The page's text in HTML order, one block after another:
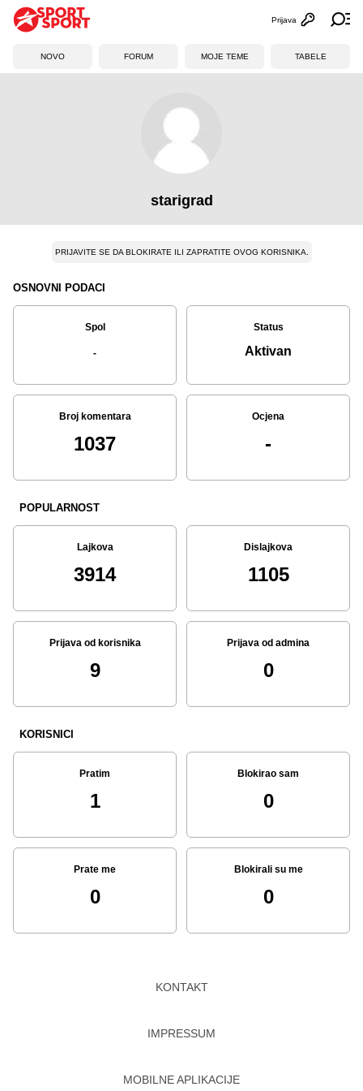
Otvori
Prijava
NOVO FORUM MOJE TEME TABELE
starigrad
PRIJAVITE SE DA BLOKIRATE ILI ZAPRATITE OVOG KORISNIKA.
OSNOVNI PODACI
Spol
-
Status
Aktivan
Broj komentara
1037
Ocjena
-
POPULARNOST
Lajkova
3914
Dislajkova
1105
Prijava od korisnika
9
Prijava od admina
0
KORISNICI
Pratim
1
Blokirao sam
0
Prate me
0
Blokirali su me
0
KONTAKT
IMPRESSUM
MOBILNE APLIKACIJE